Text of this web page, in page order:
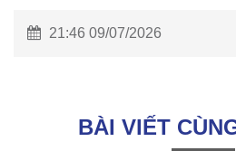
21:46 09/07/2026
BÀI VIẾT